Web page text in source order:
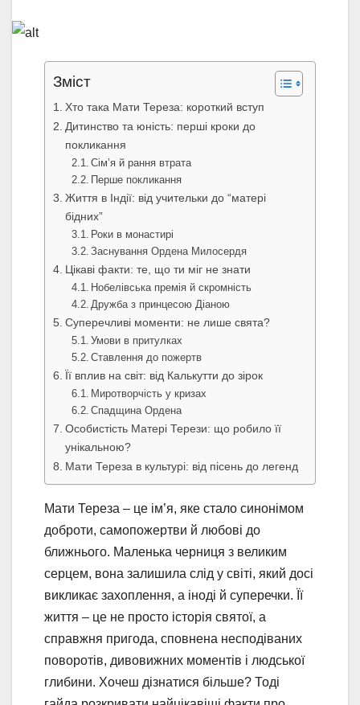
Зміст
Хто така Мати Тереза: короткий вступ
Дитинство та юність: перші кроки до
покликання
Сім’я й рання втрата
Перше покликання
Життя в Індії: від учительки до “матері
бідних”
Роки в монастирі
Заснування Ордена Милосердя
Цікаві факти: те, що ти міг не знати
Нобелівська премія й скромність
Дружба з принцесою Діаною
Суперечливі моменти: не лише свята?
Умови в притулках
Ставлення до пожертв
Її вплив на світ: від Калькутти до зірок
Миротворчість у кризах
Спадщина Ордена
Особистість Матері Терези: що робило її
унікальною?
Мати Тереза в культурі: від пісень до легенд
Мати Тереза – це ім’я, яке стало синонімом
доброти, самопожертви й любові до
ближнього. Маленька черниця з великим
серцем, вона залишила слід у світі, який досі
викликає захоплення, а іноді й суперечки. Її
життя – це не просто історія святої, а
справжня пригода, сповнена несподіваних
поворотів, дивовижних моментів і людської
глибини. Хочеш дізнатися більше? Тоді